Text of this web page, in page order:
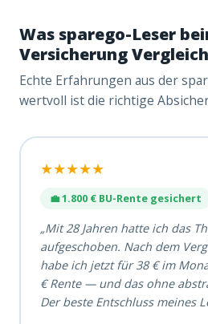
Was sparego-Leser
Versicherung
Echte Erfahrungen aus der
wertvoll ist die richtige
★★★★★
💼 1.800 € BU-Rente gesichert
„Mit 28 Jahren hatte ich das
aufgeschoben. Nach dem
habe ich jetzt für 38 € im
€ Rente — und das ohne
Der beste Entschluss meines